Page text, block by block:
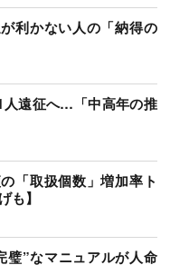
利かない人の「納得の
遠征へ…「中高年の推
「取扱個数」増加率ト
も】
璧”なマニュアルが人命